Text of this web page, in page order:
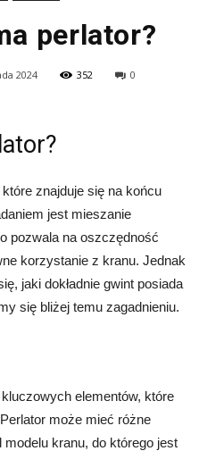
perlator?
2024 352 0
znajduje się na końcu
jest mieszanie
pozwala na oszczędność
korzystanie z kranu. Jednak
jaki dokładnie gwint posiada
się bliżej temu zagadnieniu.
elementów, które
może mieć różne
kranu, do którego jest